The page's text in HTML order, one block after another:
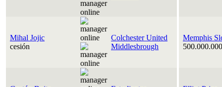
Mihal Jojic
cesión
Colchester United
Middlesbrough
Memphis